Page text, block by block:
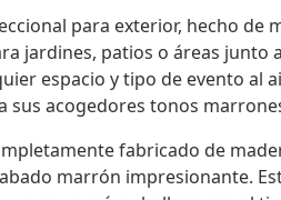
para exterior, hecho de
jardines, patios o áreas junto
espacio y tipo de evento al
sus acogedores tonos
fabricado de
marrón impresionante.